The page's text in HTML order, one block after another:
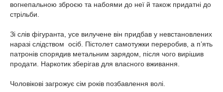
вогнепальною зброєю та набоями до неї й також придатні до
стрільби.
Зі слів фігуранта, усе вилучене він придбав у невстановлених
наразі слідством осіб. Пістолет самотужки переробив, а п’ять
патронів спорядив метальним зарядом, після чого вирішив
продати. Наркотик зберігав для власного вживання.
Чоловікові загрожує сім років позбавлення волі.